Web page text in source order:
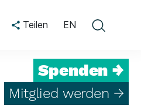
Teilen EN
Spenden →
Mitglied werden →